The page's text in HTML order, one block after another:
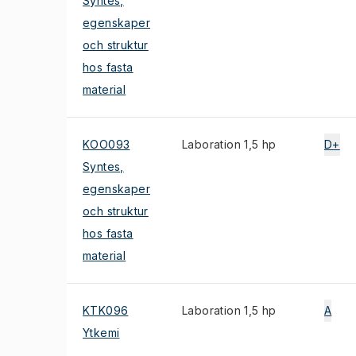
egenskaper
och struktur
hos fasta
material
KOO093
Syntes,
egenskaper
och struktur
hos fasta
material
Laboration 1,5 hp D+
KTK096
Ytkemi
Laboration 1,5 hp A